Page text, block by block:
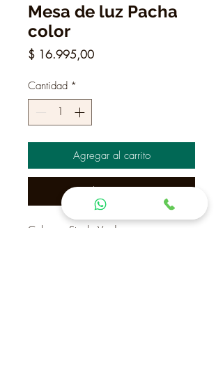
Mesa de luz Pacha
color
$ 16.995,00Precio
Cantidad *
Agregar al carrito
Realizar compra
Color en Stock: Verde